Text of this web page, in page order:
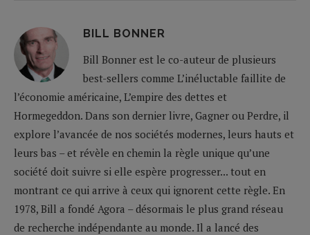
BILL BONNER
Bill Bonner est le co-auteur de plusieurs
best-sellers comme L’inéluctable faillite de
l’économie américaine, L’empire des dettes et
Hormegeddon. Dans son dernier livre, Gagner ou Perdre, il
explore l’avancée de nos sociétés modernes, leurs hauts et
leurs bas – et révèle en chemin la règle unique qu’une
société doit suivre si elle espère progresser... tout en
montrant ce qui arrive à ceux qui ignorent cette règle. En
1978, Bill a fondé Agora – désormais le plus grand réseau
de recherche indépendante au monde. Il a lancé des